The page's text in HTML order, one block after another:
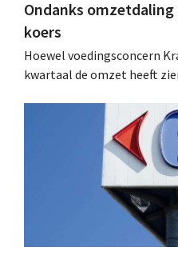
Ondanks
koers
Hoewel voedingsconcern
kwartaal de omzet heeft
multinational verhoogt de
vooruitzichten.